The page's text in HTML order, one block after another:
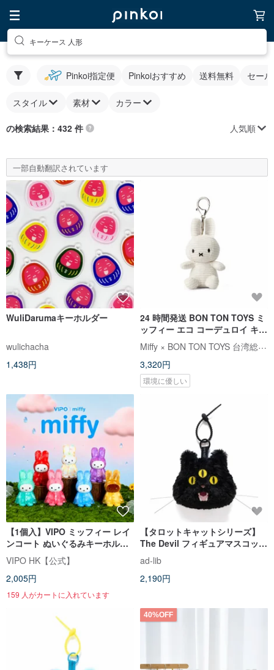
キーケース 人形
Pinkoi指定便 Pinkoiおすすめ 送料無料 セー
スタイル 素材 カラー
の検索結果：432 件 人気順
一部自動翻訳されています
WuliDarumaキーホルダー
wulichacha
1,438円
24 時間発送 BON TON TOYS ミ
ッフィー エコ コーデュロイ キー
ホルダー - 10cm
Miffy × BON TON TOYS 台湾総代理店
3,320円
環境に優しい
【1個入】VIPO ミッフィー レイ
ンコート ぬいぐるみキーホルダ
ー | ブラインドボックス(全7種)
VIPO HK【公式】
2,005円
159 人がカートに入れています
【タロットキャットシリーズ】
The Devil フィギュアマスコット
キーホルダー - ブラック
(AA543)
ad-lib
2,190円
40%OFF